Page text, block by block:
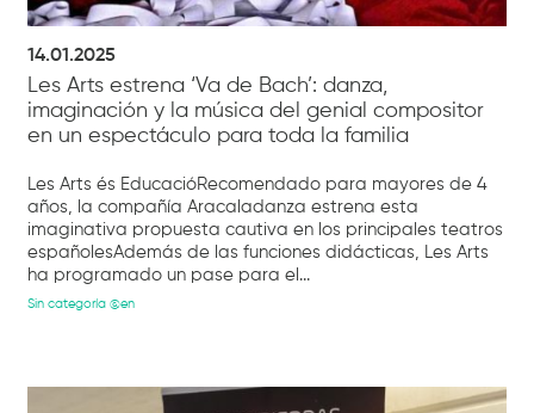
14.01.2025
Les Arts estrena ‘Va de Bach’: danza,
imaginación y la música del genial compositor
en un espectáculo para toda la familia
Les Arts és EducacióRecomendado para mayores de 4
años, la compañía Aracaladanza estrena esta
imaginativa propuesta cautiva en los principales teatros
españolesAdemás de las funciones didácticas, Les Arts
ha programado un pase para el...
Sin categoría @en